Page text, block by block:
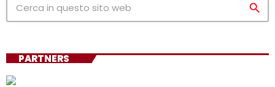
search
PARTNERS